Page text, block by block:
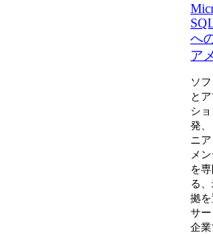
へ
ア
ソ
と
シ
発
ニ
メ
を
る
拠
サ
企